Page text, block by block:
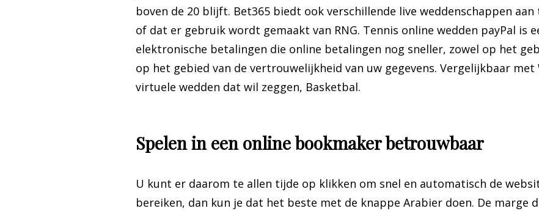
boven de 20 blijft. Bet365 biedt ook verschillende live weddenschappen
of dat er gebruik wordt gemaakt van RNG. Tennis online wedden payPal is
elektronische betalingen die online betalingen nog sneller, zowel op het
op het gebied van de vertrouwelijkheid van uw gegevens. Vergelijkbaar
virtuele wedden dat wil zeggen, Basketbal.
Spelen in een online bookmaker betrouwbaar
U kunt er daarom te allen tijde op klikken om snel en automatisch de
bereiken, dan kun je dat het beste met de knappe Arabier doen. De marge